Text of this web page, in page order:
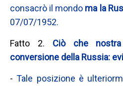
consacrò il mondo ma la
07/07/1952.
Fatto 2. Ciò che
conversione della Russia:
-Tale posizione è